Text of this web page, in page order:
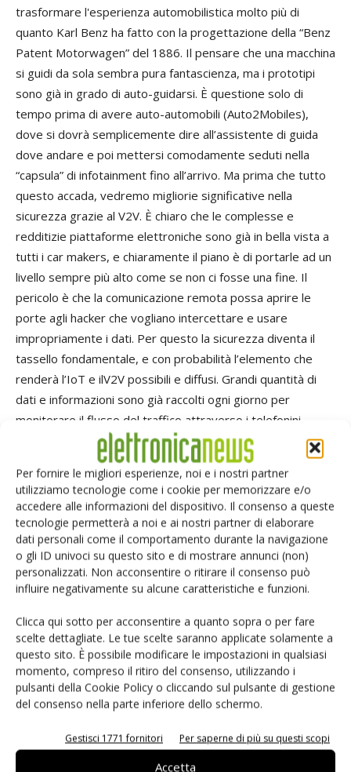
Per fornire le migliori esperienze, noi e i nostri partner
utilizziamo tecnologie come i cookie per memorizzare e/o
accedere alle informazioni del dispositivo. Il consenso a queste
tecnologie permetterà a noi e ai nostri partner di elaborare
dati personali come il comportamento durante la navigazione
o gli ID univoci su questo sito e di mostrare annunci (non)
personalizzati. Non acconsentire o ritirare il consenso può
influire negativamente su alcune caratteristiche e funzioni.
Clicca qui sotto per acconsentire a quanto sopra o per fare
scelte dettagliate. Le tue scelte saranno applicate solamente a
questo sito. È possibile modificare le impostazioni in qualsiasi
momento, compreso il ritiro del consenso, utilizzando i
pulsanti della Cookie Policy o cliccando sul pulsante di gestione
del consenso nella parte inferiore dello schermo.
Gestisci 1771 fornitori Per saperne di più su questi scopi
Accetta
trasformare l'esperienza automobilistica molto più di
quanto Karl Benz ha fatto con la progettazione della “Benz
Patent Motorwagen” del 1886. Il pensare che una macchina
si guidi da sola sembra pura fantascienza, ma i prototipi
sono già in grado di auto-guidarsi. È questione solo di
tempo prima di avere auto-automobili (Auto2Mobiles),
dove si dovrà semplicemente dire all’assistente di guida
dove andare e poi mettersi comodamente seduti nella
“capsula” di infotainment fino all’arrivo. Ma prima che tutto
questo accada, vedremo migliorie significative nella
sicurezza grazie al V2V. È chiaro che le complesse e
redditizie piattaforme elettroniche sono già in bella vista a
tutti i car makers, e chiaramente il piano è di portarle ad un
livello sempre più alto come se non ci fosse una fine. Il
pericolo è che la comunicazione remota possa aprire le
porte agli hacker che vogliano intercettare e usare
impropriamente i dati. Per questo la sicurezza diventa il
tassello fondamentale, e con probabilità l’elemento che
renderà l’IoT e ilV2V possibili e diffusi. Grandi quantità di
dati e informazioni sono già raccolti ogni giorno per
monitorare il flusso del traffico attraverso i telefonini
(senza che gli utenti ne siano a conoscenza). Tali database
possono essere interrogati in tempo reale e utilizzati per
fornire rapporti personali sul traffico agli abbonati durante
la guida. Mentre l'auto si sposta da un luogo all'altro, i Social
Network possono individuare la presenza di amici, attività
o avvenimenti in tempo reale . Ma i consumatori non
vogliono che la loro posizione e altre informazioni siano
completamente visibili a tutti e in modo del tutto
trattamento dei dati e vi è una crescente necessità di
controllare come le informazioni vengono raccolte e come
saranno utilizzate. Senza la sicurezza l’IoT e il V2V saranno
destinati all’insuccesso.
Quindi, qual è il vero significato della sicurezza? Questa è
ben descritta da quelle che vengono chiamate le tre